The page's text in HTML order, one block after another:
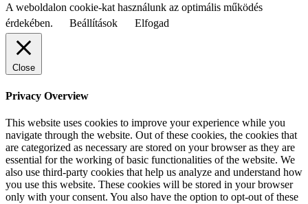
A weboldalon cookie-kat használunk az optimális működés
érdekében.
Beállítások Elfogad
Close
Privacy Overview
This website uses cookies to improve your experience while you
navigate through the website. Out of these cookies, the cookies that
are categorized as necessary are stored on your browser as they are
essential for the working of basic functionalities of the website. We
also use third-party cookies that help us analyze and understand how
you use this website. These cookies will be stored in your browser
only with your consent. You also have the option to opt-out of these